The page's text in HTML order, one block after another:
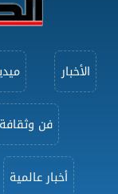
الأخبار
فن وثقافة
أخبار عالمية